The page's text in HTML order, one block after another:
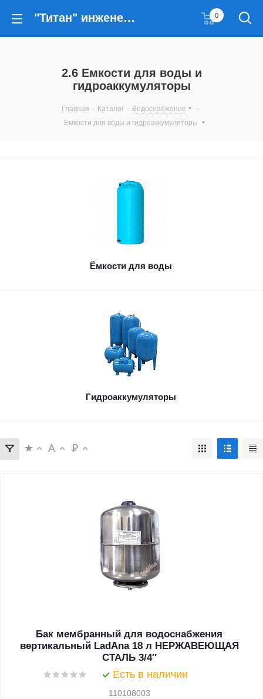
"Титан" инженерные решения 0
2.6 Емкости для воды и
гидроаккумуляторы
Главная - Каталог - Водоснабжение
-
Емкости для воды и гидроаккумуляторы
Ёмкости для воды
Гидроаккумуляторы
Бак мембранный для водоснабжения
вертикальный LadAna 18 л НЕРЖАВЕЮЩАЯ
СТАЛЬ 3/4″
Есть в наличии
110108003